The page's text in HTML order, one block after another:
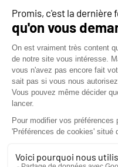
consommé et une
bénéfique pour
l’environnement.
Autre avantage : en
suie et de cendres,
l’entretien du poêle
Vous allumez, vous
reste